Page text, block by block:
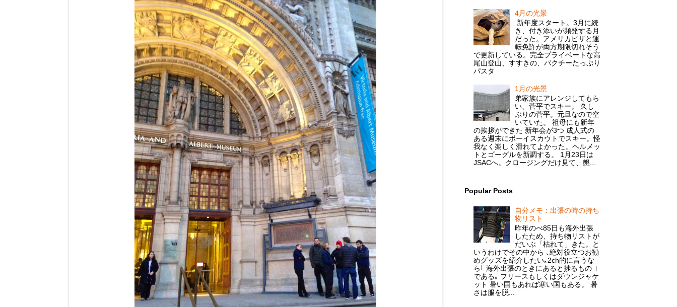
4月の光景
新年度スタート。3月に続
き、付き添いが頻発する月
だった。アメリカビザと運
転免許が両方期限切れそう
で更新している。完全プライベートな高
尾山登山、すすきの、パクチーたっぷり
パスタ
1月の光景
弟家族にアレンジしてもら
い、菅平でスキー。 久し
ぶりの菅平。元旦なので空
いていた。 祖母にも新年
の挨拶ができた 新年会が3つ 成人式の
ある週末にボーイスカウトでスキー。怪
我なく楽しく滑れてよかった。ヘルメッ
トとゴーグルを新調する。 1月23日は
JSACへ。クロージングだけ見て、懇...
Popular Posts
自分メモ：出張の時の持ち
物リスト
昨年のべ85日も海外出張
したため、持ち物リストが
だいぶ「枯れて」きた。と
いうわけでその中から ､絶対役立つお勧
めグッズを紹介したい｡2ch的に言うな
ら｢ 海外出張のときにあると捗るもの ｣
である｡ フリースもしくはダウンジャケ
ット 暑い国もあれば寒い国もある。 暑
さは服を脱...